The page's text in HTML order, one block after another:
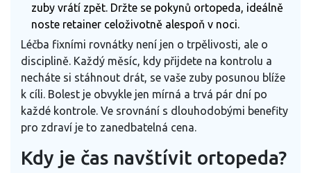
zuby vrátí zpět. Držte se pokynů ortopeda, ideálně
noste retainer celoživotně alespoň v noci.
Léčba fixními rovnátky není jen o trpělivosti, ale o
disciplině. Každý měsíc, kdy přijdete na kontrolu a
necháte si stáhnout drát, se vaše zuby posunou blíže
k cíli. Bolest je obvykle jen mírná a trvá pár dní po
každé kontrole. Ve srovnání s dlouhodobými benefity
pro zdraví je to zanedbatelná cena.
Kdy je čas navštívit ortopeda?